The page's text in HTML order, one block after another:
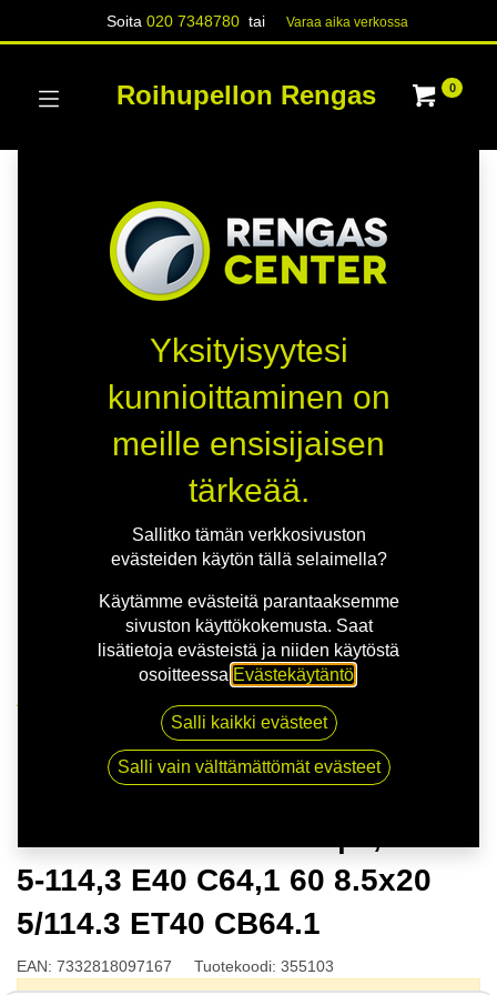
Soita020 7348780 tai Varaa aika verk​​​​ossa
Roihupellon Rengas 0
NITRO SAPPHIRE FF | 8,5X20 5-114,3 E40 C64,1 60
8.5x20 5/114.3 ET40 CB64.1
5-114,3 E40 C64,1 60 8.5x20
5/114.3 ET40 CB64.1
EAN: 7332818097167 Tuotekoodi: 355103
Yksityisyytesi
kunnioittaminen on
meille ensisijaisen
tärkeää.
Sallitko tämän verkkosivuston
evästeiden käytön tällä selaimella?
Käytämme evästeitä parantaaksemme
sivuston käyttökokemusta. Saat
lisätietoja evästeistä ja niiden käytöstä
osoitteessa Evästekäytäntö
Salli kaikki evästeet
Salli vain välttämättömät evästeet